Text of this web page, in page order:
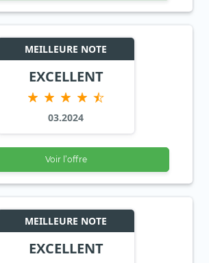
MEILLEURE NOTE
EXCELLENT
03.2024
Voir l’offre
MEILLEURE NOTE
EXCELLENT